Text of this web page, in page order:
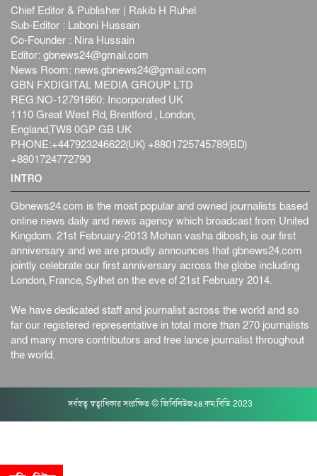
Chief Editor & Publisher | Rakib H Ruhel
Sub-Editor : Laboni Hussain
Co-Founder : Nira Hussain
Editor: gbnews24@gmail.com
News Room: news.gbnews24@gmail.com
GBN FXDIGITAL MEDIA GROUP LTD
REG:NO-12791660: Incorporated UK
1110 Great West Rd, Brentford , London,
England,TW8 0GP GB UK
PHONE:+447923246622(UK) +8801725745789(BD)
+8801724772790
INTRO
Gbnews24.com is the most popular and owned journalists based
online news daily and news agency which broadcast from United
Kingdom. 21st February-2013 Mohan vasha dibosh, is our first
anniversary and we are proudly announces that gbnews24.com
jointly celebrate our first anniversary across the globe including
London, France, Sylhet on the eve of 21st February 2014.
We have dedicated staff and journalist across the world and so
far our registered representative in total more than 270 journalists
and many more contributors and free lance journalist throughout
the world.
সর্বস্বত্ব স্বত্বাধিকার সংরক্ষিত © জিবিনিউজ২৪.কম.বিডি 2023